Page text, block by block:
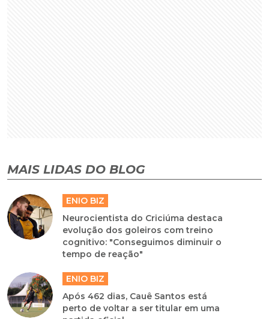
MAIS LIDAS DO BLOG
ENIO BIZ
Neurocientista do Criciúma destaca
evolução dos goleiros com treino
cognitivo: "Conseguimos diminuir o
tempo de reação"
ENIO BIZ
Após 462 dias, Cauê Santos está
perto de voltar a ser titular em uma